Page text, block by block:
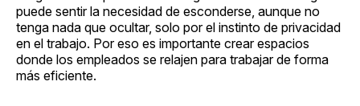
puede sentir la necesidad de esconderse, aunque no
tenga nada que ocultar, solo por el instinto de privacidad
en el trabajo. Por eso es importante crear espacios
donde los empleados se relajen para trabajar de forma
más eficiente.